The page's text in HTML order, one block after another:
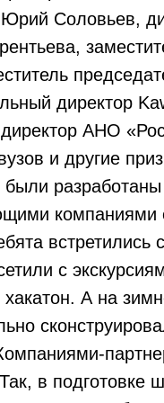
Соловьев,
директор
АНО
и другие
разработаны
компаниями
с
хакатон. А на
в подготовке